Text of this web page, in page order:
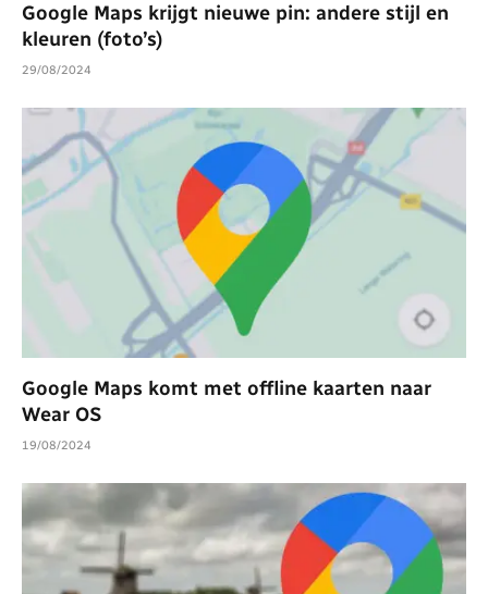
Google Maps krijgt nieuwe pin: andere stijl en
kleuren (foto’s)
29/08/2024
Google Maps komt met offline kaarten naar
Wear OS
19/08/2024